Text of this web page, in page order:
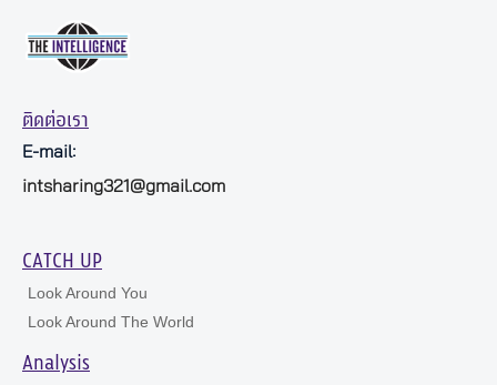
ติดต่อเรา
E-mail:
intsharing321@gmail.com
CATCH UP
Look Around You
Look Around The World
Analysis